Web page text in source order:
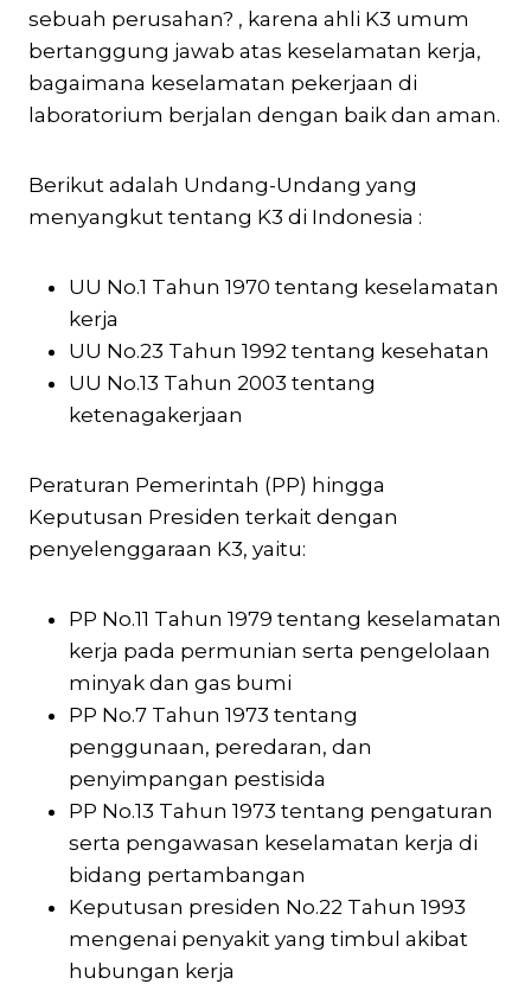
sebuah perusahan? , karena ahli K3 umum
bertanggung jawab atas keselamatan kerja,
bagaimana keselamatan pekerjaan di
laboratorium berjalan dengan baik dan aman.
Berikut adalah Undang-Undang yang
menyangkut tentang K3 di Indonesia :
UU No.1 Tahun 1970 tentang keselamatan
kerja
UU No.23 Tahun 1992 tentang kesehatan
UU No.13 Tahun 2003 tentang
ketenagakerjaan
Peraturan Pemerintah (PP) hingga
Keputusan Presiden terkait dengan
penyelenggaraan K3, yaitu:
PP No.11 Tahun 1979 tentang keselamatan
kerja pada permunian serta pengelolaan
minyak dan gas bumi
PP No.7 Tahun 1973 tentang
penggunaan, peredaran, dan
penyimpangan pestisida
PP No.13 Tahun 1973 tentang pengaturan
serta pengawasan keselamatan kerja di
bidang pertambangan
Keputusan presiden No.22 Tahun 1993
mengenai penyakit yang timbul akibat
hubungan kerja